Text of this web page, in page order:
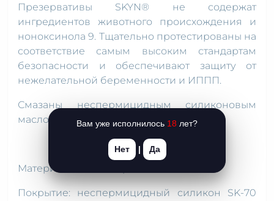
Презервативы SKYN® не содержат
ингредиентов животного происхождения и
ноноксинола 9. Тщательно протестированы на
соответствие самым высоким стандартам
безопасности и обеспечивают защиту от
нежелательной беременности и ИППП.
Смазаны неспермицидным силиконовым
маслом SK-70 (диметикон).
Материал: полиизопрен SKYNFEEL®.
Покрытие: неспермицидный силикон SK-70
Вам уже исполнилось 18 лет?
Нет | Да